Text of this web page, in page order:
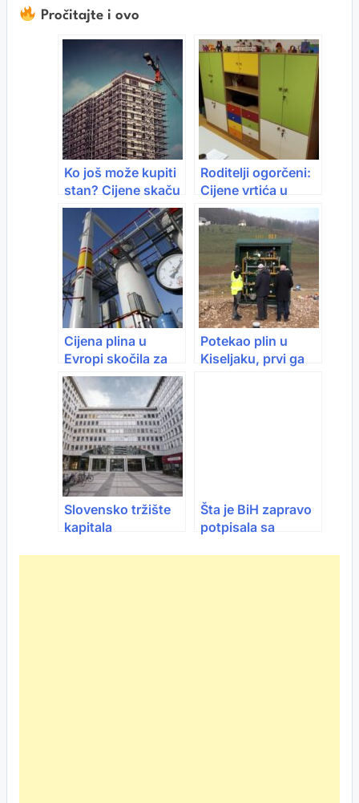
Pročitajte i ovo
Ko još može kupiti
stan? Cijene skaču
u Srbiji, Hrvatskoj i
Crnoj Gori
Roditelji ogorčeni:
Cijene vrtića u
Sarajevu skaču i do
600 KM,
subvencije kasne,
a dodatni troškovi
se gomilaju
Cijena plina u
Evropi skočila za
25 posto
Potekao plin u
Kiseljaku, prvi ga
Slovensko tržište
kapitala
Šta je BiH zapravo
potpisala sa